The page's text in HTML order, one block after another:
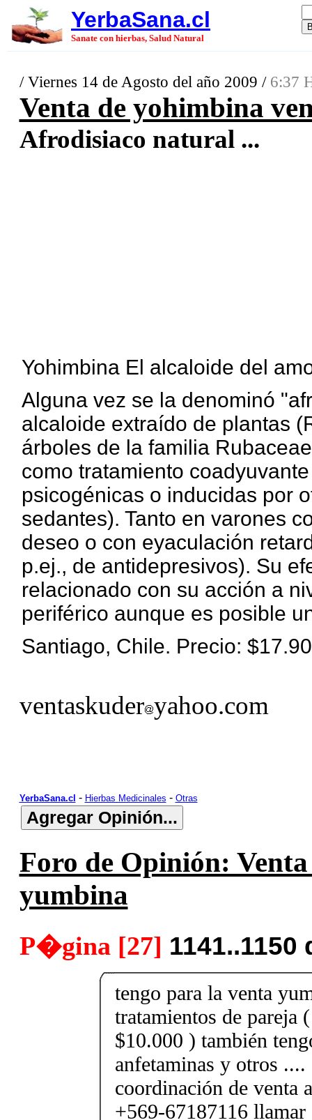
YerbaSana.cl
Sanate con hierbas, Salud Natural
/ Viernes 14 de Agosto del año 2009 / 6:37
Venta de yohimbina
Afrodisiaco natural ...
Yohimbina El alcaloide del
Alguna vez se la denominó
alcaloide extraído de plantas
árboles de la familia
como tratamiento
psicogénicas o inducidas por
sedantes). Tanto en varones
deseo o con eyaculación
p.ej., de antidepresivos). Su
relacionado con su acción a
periférico aunque es posible
Santiago, Chile. Precio:
ventaskuder yahoo.com
YerbaSana.cl - Hierbas Medicinales - Otras
Foro de Opinión:
yumbina
P�gina [27]
tengo para la venta
tratamientos de pareja
$10.000 ) también
anfetaminas y otros ....
coordinación de venta
+569-67187116